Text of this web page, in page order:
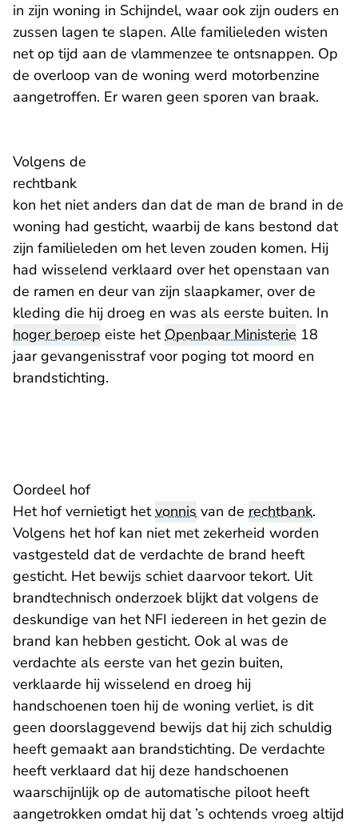
in zijn woning in Schijndel, waar ook zijn ouders en
zussen lagen te slapen. Alle familieleden wisten
net op tijd aan de vlammenzee te ontsnappen. Op
de overloop van de woning werd motorbenzine
aangetroffen. Er waren geen sporen van braak.
Volgens de
rechtbank- U verlaat Rechtspraak.nl
kon het niet anders dan dat de man de brand in de
woning had gesticht, waarbij de kans bestond dat
zijn familieleden om het leven zouden komen. Hij
had wisselend verklaard over het openstaan van
de ramen en deur van zijn slaapkamer, over de
kleding die hij droeg en was als eerste buiten. In
hoger beroep eiste hetOpenbaar Ministerie 18
jaar gevangenisstraf voor poging tot moord en
brandstichting.
Oordeel hof
Het hof vernietigt hetvonnis van de rechtbank.
Volgens het hof kan niet met zekerheid worden
vastgesteld dat de verdachte de brand heeft
gesticht. Het bewijs schiet daarvoor tekort. Uit
brandtechnisch onderzoek blijkt dat volgens de
deskundige van het NFI iedereen in het gezin de
brand kan hebben gesticht. Ook al was de
verdachte als eerste van het gezin buiten,
verklaarde hij wisselend en droeg hij
handschoenen toen hij de woning verliet, is dit
geen doorslaggevend bewijs dat hij zich schuldig
heeft gemaakt aan brandstichting. De verdachte
heeft verklaard dat hij deze handschoenen
waarschijnlijk op de automatische piloot heeft
aangetrokken omdat hij dat ’s ochtends vroeg altijd